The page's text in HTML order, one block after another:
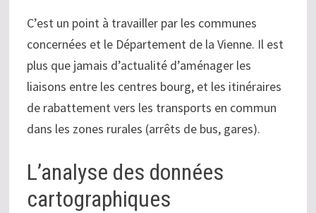
C’est un point à travailler par les communes
concernées et le Département de la Vienne. Il est
plus que jamais d’actualité d’aménager les
liaisons entre les centres bourg, et les itinéraires
de rabattement vers les transports en commun
dans les zones rurales (arrêts de bus, gares).
L’analyse des données
cartographiques